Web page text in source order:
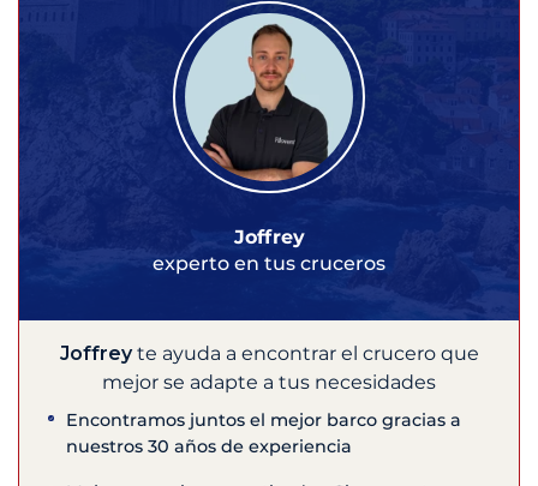
Joffrey
experto en tus cruceros
Joffreyte ayuda a encontrar el crucero que
mejor se adapte a tus necesidades
Encontramos juntos el mejor barco gracias a
nuestros 30 años de experiencia